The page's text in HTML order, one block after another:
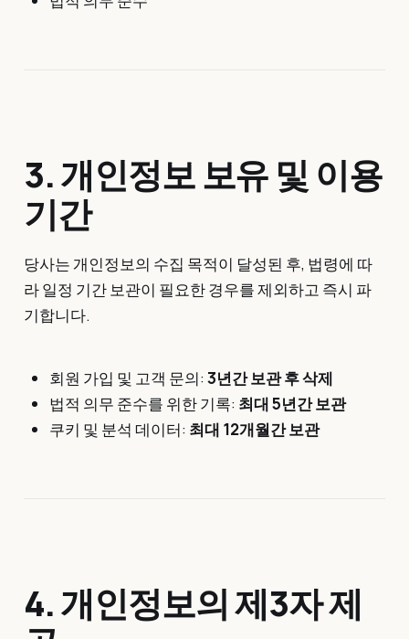
3. 개인정보 보유 및 이용
기간
당사는 개인정보의 수집 목적이 달성된 후, 법령에 따
라 일정 기간 보관이 필요한 경우를 제외하고 즉시 파
기합니다.
회원 가입 및 고객 문의: 3년간 보관 후 삭제
법적 의무 준수를 위한 기록: 최대 5년간 보관
쿠키 및 분석 데이터: 최대 12개월간 보관
4. 개인정보의 제3자 제